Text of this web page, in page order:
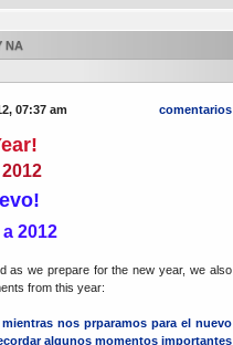
NA
07:37 am comentarios
2012
as we prepare for the new year, we also
from this year:
nos prparamos para el nuevo
algunos momentos importantes